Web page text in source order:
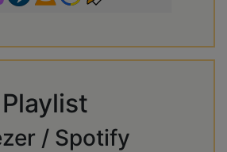
Playlist
/ Spotify